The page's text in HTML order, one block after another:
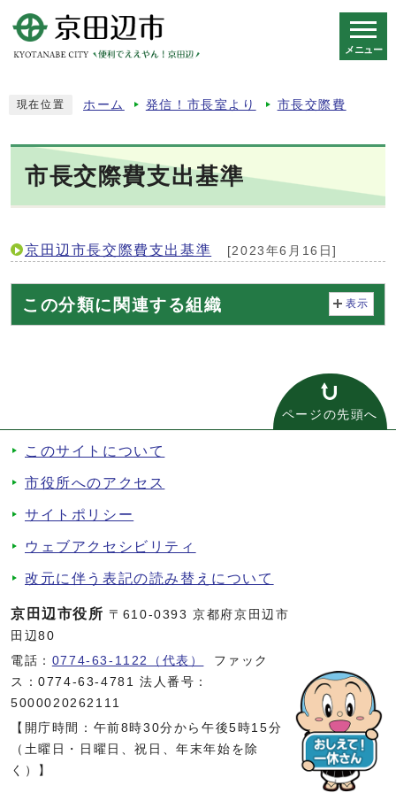
メニュー
現在位置 ホーム 発信！市長室より 市長交際費
市長交際費支出基準
京田辺市長交際費支出基準 [2023年6月16日]
この分類に関連する組織 表示
ページの先頭へ
このサイトについて
市役所へのアクセス
サイトポリシー
ウェブアクセシビリティ
改元に伴う表記の読み替えについて
京田辺市役所 〒610-0393 京都府京田辺市
田辺80
電話： 0774-63-1122（代表）
ファック
ス：0774-63-4781 法人番号：
5000020262111
【開庁時間：午前8時30分から午後5時15分
（土曜日・日曜日、祝日、年末年始を除
く）】